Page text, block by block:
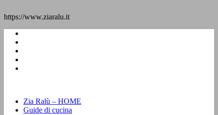
https://www.ziaralu.it
Zia Ralù – HOME
Guide di cucina